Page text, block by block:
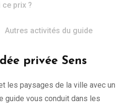
prix ?
Autres activités du guide
privée Sens
les paysages de la ville avec un
guide vous conduit dans les